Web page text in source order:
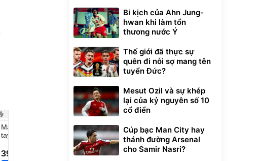
Máy rửa xe cầm
tay xịt rửa cao áp
399.000
Bi kịch của Ahn Jung-
hwan khi làm tổn
thương nước Ý
Thế giới đã thực sự
quên đi nỗi sợ mang tên
tuyển Đức?
Mesut Ozil và sự khép
lại của kỷ nguyên số 10
cổ điển
Cúp bạc Man City hay
thánh đường Arsenal
cho Samir Nasri?